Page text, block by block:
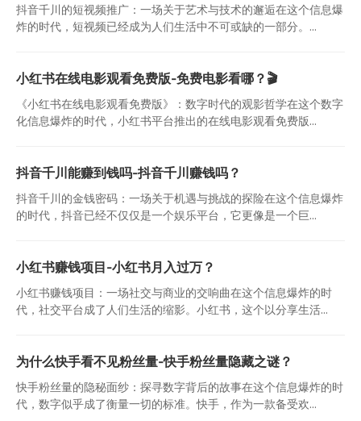
抖音千川的短视频推广：一场关于艺术与技术的邂逅在这个信息爆
炸的时代，短视频已经成为人们生活中不可或缺的一部分。...
小红书在线电影观看免费版-免费电影看哪？🎬
《小红书在线电影观看免费版》：数字时代的观影哲学在这个数字
化信息爆炸的时代，小红书平台推出的在线电影观看免费版...
抖音千川能赚到钱吗-抖音千川赚钱吗？
抖音千川的金钱密码：一场关于机遇与挑战的探险在这个信息爆炸
的时代，抖音已经不仅仅是一个娱乐平台，它更像是一个巨...
小红书赚钱项目-小红书月入过万？
小红书赚钱项目：一场社交与商业的交响曲在这个信息爆炸的时
代，社交平台成了人们生活的缩影。小红书，这个以分享生活...
为什么快手看不见粉丝量-快手粉丝量隐藏之谜？
快手粉丝量的隐秘面纱：探寻数字背后的故事在这个信息爆炸的时
代，数字似乎成了衡量一切的标准。快手，作为一款备受欢...